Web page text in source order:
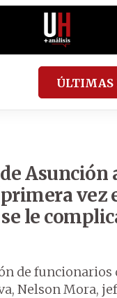
ÚLTIMAS
Asunción
vez
le
de funcionarios
Nelson Mora,